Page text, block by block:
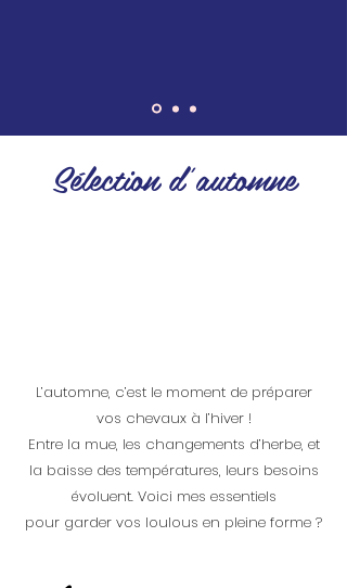
Sélection d'automne
L’automne, c’est le moment de préparer
vos chevaux à l’hiver !
Entre la mue, les changements d’herbe, et
la baisse des températures, leurs besoins
évoluent. Voici mes essentiels
pour garder vos loulous en pleine forme ?